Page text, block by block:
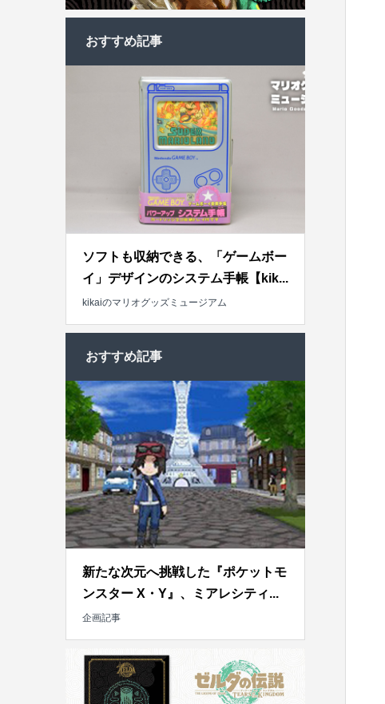
おすすめ記事
ソフトも収納できる、「ゲームボー
イ」デザインのシステム手帳【kik...
kikaiのマリオグッズミュージアム
おすすめ記事
新たな次元へ挑戦した『ポケットモ
ンスター X・Y』、ミアレシティ...
企画記事